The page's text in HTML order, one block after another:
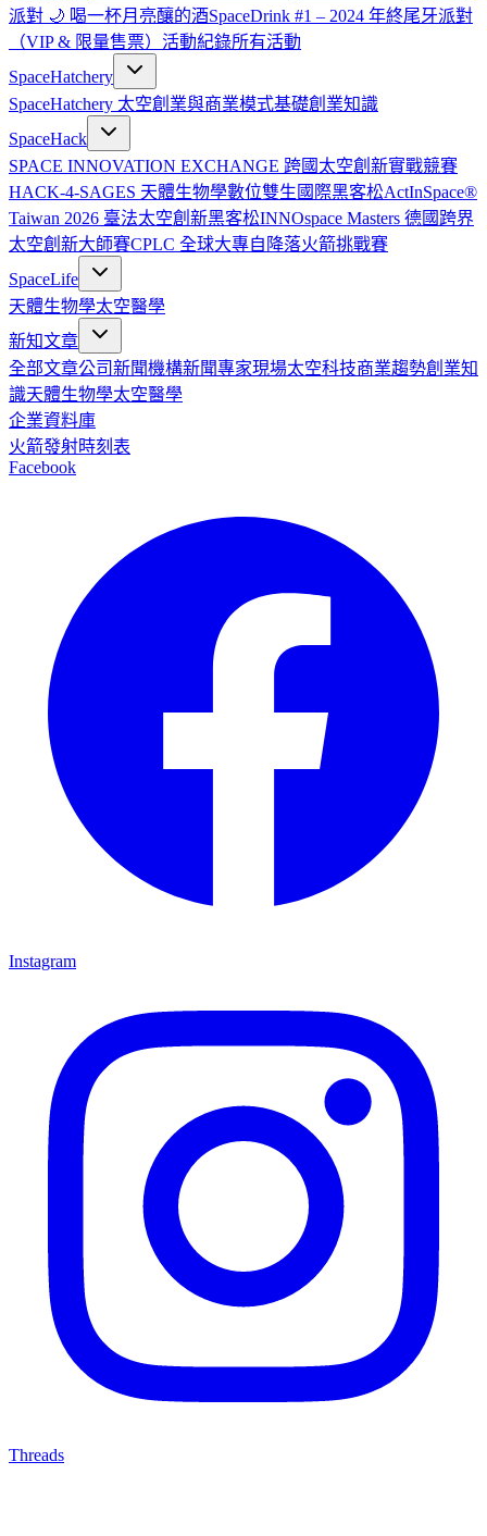
派對 🌙 喝一杯月亮釀的酒SpaceDrink #1 – 2024 年終尾牙派對
（VIP & 限量售票） 活動紀錄所有活動
SpaceHatchery
SpaceHatchery 太空創業與商業模式基礎創業知識
SpaceHack
SPACE INNOVATION EXCHANGE 跨國太空創新實戰競賽
HACK-4-SAGES 天體生物學數位雙生國際黑客松ActInSpace®
Taiwan 2026 臺法太空創新黑客松INNOspace Masters 德國跨界
太空創新大師賽CPLC 全球大專自降落火箭挑戰賽
SpaceLife
天體生物學太空醫學
新知文章
全部文章公司新聞機構新聞專家現場太空科技商業趨勢創業知
識天體生物學太空醫學
企業資料庫
火箭發射時刻表
Facebook
Instagram
Threads